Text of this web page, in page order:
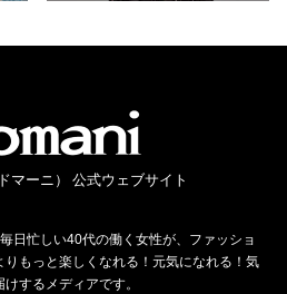
マーニ） 公式ウェブサイト
日忙しい40代の働く女性が、ファッショ
もっと楽しくなれる！元気になれる！気
するメディアです。